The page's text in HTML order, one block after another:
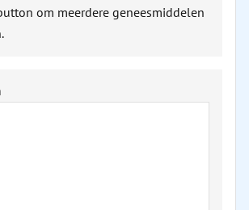
om meerdere geneesmiddelen